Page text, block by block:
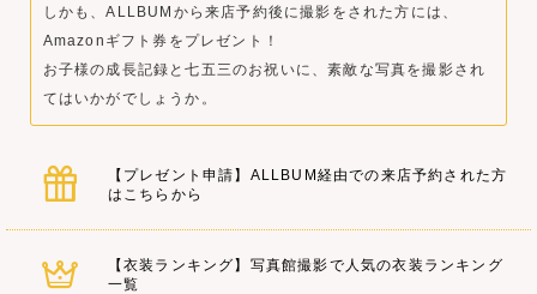
しかも、ALLBUMから来店予約後に撮影をされた方には、
Amazonギフト券をプレゼント！
お子様の成長記録と七五三のお祝いに、素敵な写真を撮影され
てはいかがでしょうか。
【プレゼント申請】ALLBUM経由での来店予約された方
はこちらから
【衣装ランキング】写真館撮影で人気の衣装ランキング
一覧